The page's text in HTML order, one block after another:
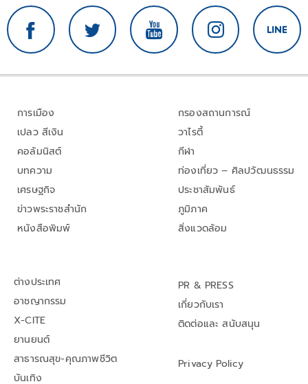
การเมือง
เปลว สีเงิน
คอลัมนิสต์
บทความ
เศรษฐกิจ
ข่าวพระราชสำนัก
หนังสือพิมพ์
กรองสถานการณ์
วาไรตี้
กีฬา
ท่องเที่ยว – ศิลปวัฒนธรรม
ประชาสัมพันธ์
ภูมิภาค
สิ่งแวดล้อม
ต่างประเทศ
อาชญากรรม
X-CITE
ยานยนต์
สาธารณสุข-คุณภาพชีวิต
บันเทิง
PR & PRESS
เกี่ยวกับเรา
ติดต่อและ สนับสนุน
Privacy Policy